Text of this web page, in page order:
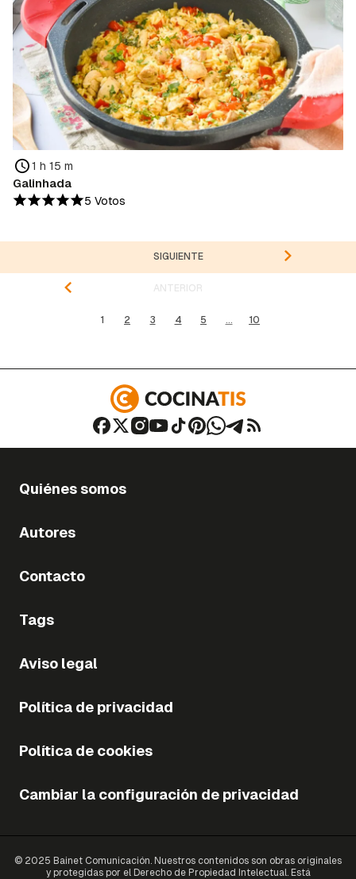
1 h 15 m
Galinhada
5 Votos
ANTERIOR
1 2 3 4 5 ... 10
SIGUIENTE
Quiénes somos
Autores
Contacto
Tags
Aviso legal
Política de privacidad
Política de cookies
Cambiar la configuración de privacidad
© 2025 Bainet Comunicación. Nuestros contenidos son obras originales
y protegidas por el Derecho de Propiedad Intelectual. Está